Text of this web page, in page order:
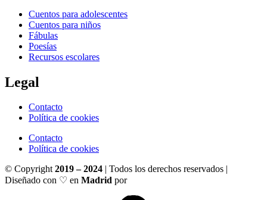
Cuentos para adolescentes
Cuentos para niños
Fábulas
Poesías
Recursos escolares
Legal
Contacto
Política de cookies
Contacto
Política de cookies
© Copyright2019 – 2024 | Todos los derechos reservados |
Diseñado con ♡ en Madrid por